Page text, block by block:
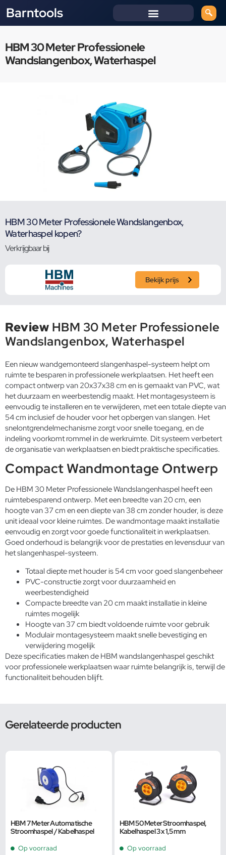
Barntools
HBM 30 Meter Professionele
Wandslangenbox, Waterhaspel
HBM 30 Meter Professionele Wandslangenbox,
Waterhaspel kopen?
Verkrijgbaar bij
Bekijk prijs
Review HBM 30 Meter Professionele
Wandslangenbox, Waterhaspel
Een nieuw wandgemonteerd slangenhaspel-systeem helpt om
ruimte te besparen in professionele werkplaatsen. Het heeft een
compact ontwerp van 20x37x38 cm en is gemaakt van PVC, wat
het duurzaam en weerbestendig maakt. Het montagesysteem is
eenvoudig te installeren en te verwijderen, met een totale diepte van
54 cm inclusief de houder voor het opbergen van slangen. Het
snelontgrendelmechanisme zorgt voor snelle toegang, en de
indeling voorkomt rommel in de werkruimte. Dit systeem verbetert
de organisatie van werkplaatsen en biedt praktische specificaties.
Compact Wandmontage Ontwerp
De HBM 30 Meter Professionele Wandslangenhaspel heeft een
ruimtebesparend ontwerp. Met een breedte van 20 cm, een
hoogte van 37 cm en een diepte van 38 cm zonder houder, is deze
unit ideaal voor kleine ruimtes. De wandmontage maakt installatie
eenvoudig en zorgt voor goede functionaliteit in werkplaatsen.
Goed onderhoud is belangrijk voor de prestaties en levensduur van
het slangenhaspel-systeem.
Totaal diepte met houder is 54 cm voor goed slangenbeheer
PVC-constructie zorgt voor duurzaamheid en
weerbestendigheid
Compacte breedte van 20 cm maakt installatie in kleine
ruimtes mogelijk
Hoogte van 37 cm biedt voldoende ruimte voor gebruik
Modulair montagesysteem maakt snelle bevestiging en
verwijdering mogelijk
Deze specificaties maken de HBM wandslangenhaspel geschikt
voor professionele werkplaatsen waar ruimte belangrijk is, terwijl de
functionaliteit behouden blijft.
Gerelateerde producten
HBM 7 Meter Automatische
Stroomhaspel / Kabelhaspel
Op voorraad
HBM 50 Meter Stroomhaspel,
Kabelhaspel 3 x 1,5 mm
Op voorraad